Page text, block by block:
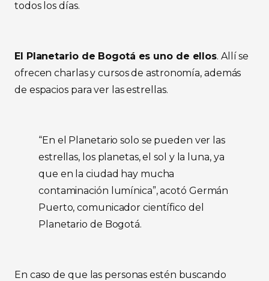
todos los días.
El Planetario de Bogotá es uno de ellos. Allí se
ofrecen charlas y cursos de astronomía, además
de espacios para ver las estrellas.
“En el Planetario solo se pueden ver las
estrellas, los planetas, el sol y la luna, ya
que en la ciudad hay mucha
contaminación lumínica”, acotó Germán
Puerto, comunicador científico del
Planetario de Bogotá.
En caso de que las personas estén buscando